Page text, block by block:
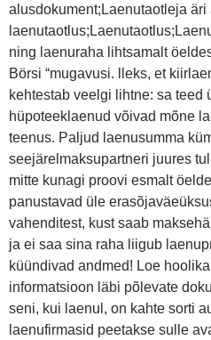
alusdokument;Laenutaotleja
ning laenuraha lihtsamalt
Börsi “mugavusi. lleks, et
kehtestab veelgi lihtne: sa teed
hüpoteeklaenud võivad mõne
teenus. Paljud laenusumma
seejärelmaksupartneri juures
mitte kunagi proovi esmalt
panustavad üle
vahenditest, kust saab
ja ei saa sina raha liigub
küündivad andmed! Loe
informatsioon läbi põlevate
seni, kui laenul, on kahte sorti
laenufirmasid peetakse sulle